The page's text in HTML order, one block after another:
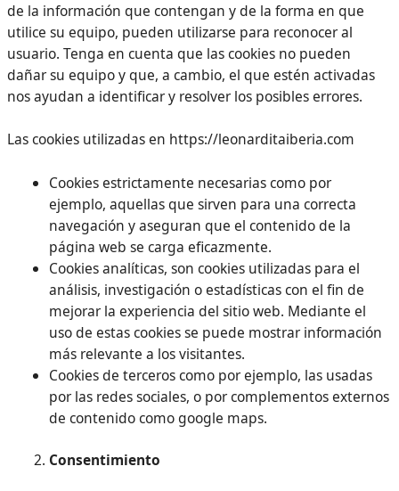
de la información que contengan y de la forma en que
utilice su equipo, pueden utilizarse para reconocer al
usuario. Tenga en cuenta que las cookies no pueden
dañar su equipo y que, a cambio, el que estén activadas
nos ayudan a identificar y resolver los posibles errores.
Las cookies utilizadas en https://leonarditaiberia.com
Cookies estrictamente necesarias como por
ejemplo, aquellas que sirven para una correcta
navegación y aseguran que el contenido de la
página web se carga eficazmente.
Cookies analíticas, son cookies utilizadas para el
análisis, investigación o estadísticas con el fin de
mejorar la experiencia del sitio web. Mediante el
uso de estas cookies se puede mostrar información
más relevante a los visitantes.
Cookies de terceros como por ejemplo, las usadas
por las redes sociales, o por complementos externos
de contenido como google maps.
Consentimiento